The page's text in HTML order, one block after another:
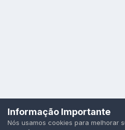
Idioma Política de
Todos os direitos
Powered by Invision
Informação Importante
Nós usamos cookies para melhorar